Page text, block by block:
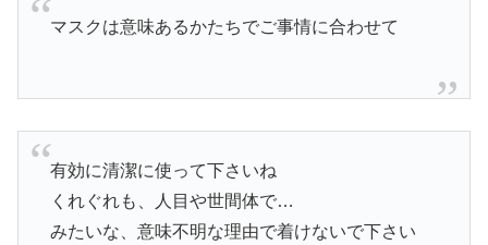
マスクは意味あるかたちでご事情に合わせて
有効に清潔に使って下さいね
くれぐれも、人目や世間体で…
みたいな、意味不明な理由で着けないで下さい